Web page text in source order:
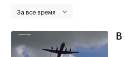
За все время